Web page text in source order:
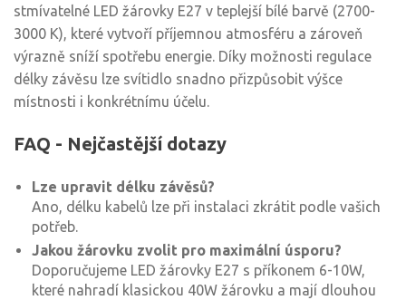
stmívatelné LED žárovky E27 v teplejší bílé barvě (2700-
3000 K), které vytvoří příjemnou atmosféru a zároveň
výrazně sníží spotřebu energie. Díky možnosti regulace
délky závěsu lze svítidlo snadno přizpůsobit výšce
místnosti i konkrétnímu účelu.
FAQ - Nejčastější dotazy
Lze upravit délku závěsů?
Ano, délku kabelů lze při instalaci zkrátit podle vašich
potřeb.
Jakou žárovku zvolit pro maximální úsporu?
Doporučujeme LED žárovky E27 s příkonem 6-10W,
které nahradí klasickou 40W žárovku a mají dlouhou